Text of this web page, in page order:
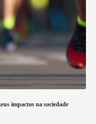
impactos na sociedade